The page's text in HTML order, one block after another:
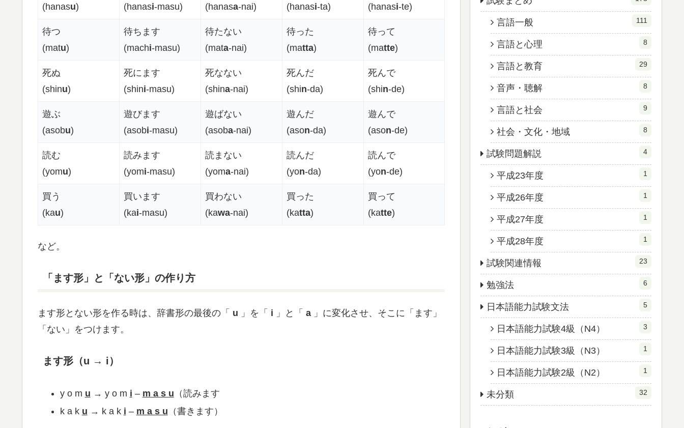
(hanasu)
(hanasi-masu)
(hanasa-nai)
(hanasi-ta)
(hanasi-te)
待つ
(matu)
待ちます
(machi-masu)
待たない
(mata-nai)
待った
(matta)
待って
(matte)
死ぬ
(shinu)
死にます
(shini-masu)
死なない
(shina-nai)
死んだ
(shin-da)
死んで
(shin-de)
遊ぶ
(asobu)
遊びます
(asobi-masu)
遊ばない
(asoba-nai)
遊んだ
(ason-da)
遊んで
(ason-de)
読む
(yomu)
読みます
(yomi-masu)
読まない
(yoma-nai)
読んだ
(yon-da)
読んで
(yon-de)
買う
(kau)
買います
(kai-masu)
買わない
(kawa-nai)
買った
(katta)
買って
(katte)
など。
「ます形」と「ない形」の作り方
ます形とない形を作る時は、辞書形の最後の「 u 」を「 i 」と「 a 」に変化させ、そこに「ます」
「ない」をつけます。
ます形（u → i）
y o m u → y o m i – m a s u （読みます
k a k u → k a k i – m a s u （書きます）
言語一般 111
言語と心理 8
言語と教育 29
音声・聴解 8
言語と社会 9
社会・文化・地域 8
試験問題解説 4
平成23年度 1
平成26年度 1
平成27年度 1
平成28年度 1
試験関連情報 23
勉強法 6
日本語能力試験文法 5
日本語能力試験4級（N4） 3
日本語能力試験3級（N3） 1
日本語能力試験2級（N2） 1
未分類 32